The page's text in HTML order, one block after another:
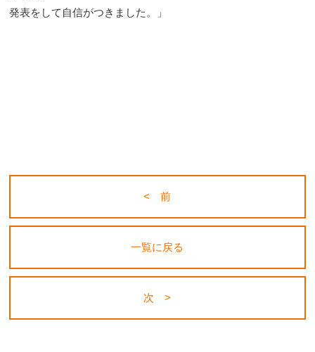
発表をして自信がつきました。」
< 前
一覧に戻る
次 >